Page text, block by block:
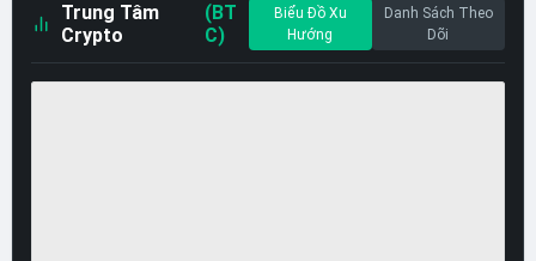
Trung Tâm
Crypto
(BT
C)
Biểu Đồ Xu
Hướng
Danh Sách Theo
Dõi